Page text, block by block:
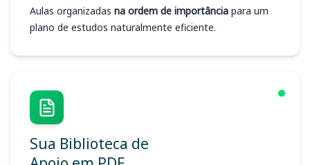
Aulas organizadas na ordem de importância para um
plano de estudos naturalmente eficiente.
Sua Biblioteca de